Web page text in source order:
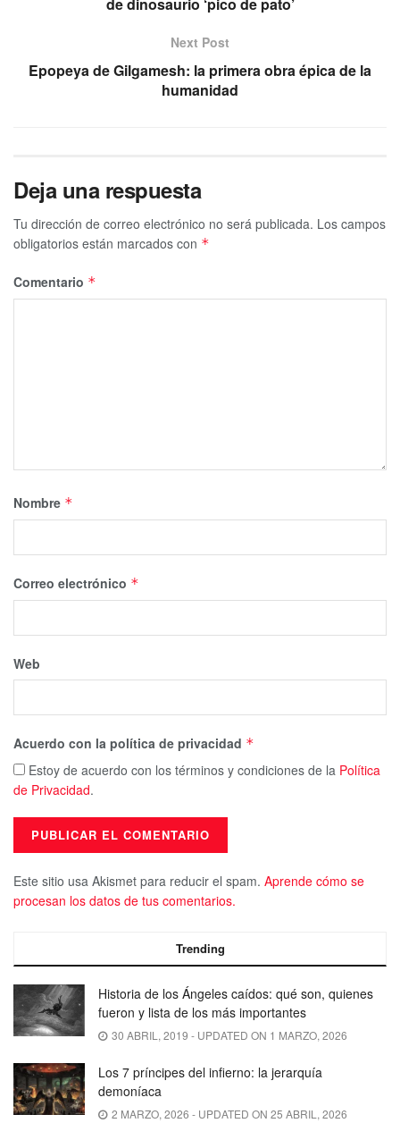
Next Post
Epopeya de Gilgamesh: la primera obra épica de la
humanidad
Deja una respuesta
Tu dirección de correo electrónico no será publicada. Los campos
obligatorios están marcados con *
Comentario *
Nombre *
Correo electrónico *
Web
Acuerdo con la política de privacidad *
Estoy de acuerdo con los términos y condiciones de la Política
de Privacidad.
Este sitio usa Akismet para reducir el spam. Aprende cómo se
procesan los datos de tus comentarios.
Trending
Historia de los Ángeles caídos: qué son, quienes
fueron y lista de los más importantes
30 ABRIL, 2019 - UPDATED ON 1 MARZO, 2026
Los 7 príncipes del infierno: la jerarquía
demoníaca
2 MARZO, 2026 - UPDATED ON 25 ABRIL, 2026